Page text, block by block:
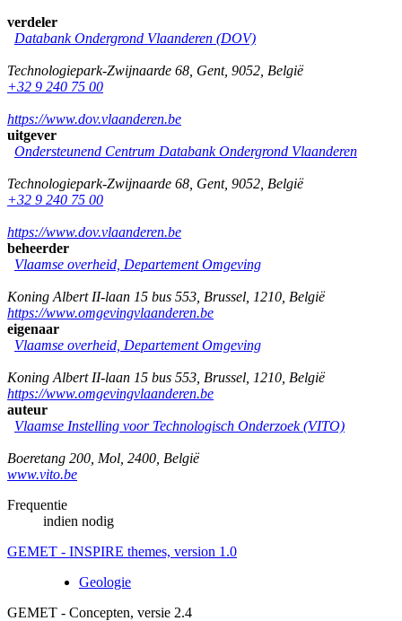
verdeler
Databank Ondergrond Vlaanderen (DOV)
Technologiepark-Zwijnaarde 68 Gent, 9052 België
+32 9 240 75 00
https://www.dov.vlaanderen.be
uitgever
Ondersteunend Centrum Databank Ondergrond Vlaanderen
Technologiepark-Zwijnaarde 68 Gent, 9052 België
+32 9 240 75 00
https://www.dov.vlaanderen.be
beheerder
Vlaamse overheid, Departement Omgeving
Koning Albert II-laan 15 bus 553 Brussel 1210 België
https://www.omgevingvlaanderen.be
eigenaar
Vlaamse overheid, Departement Omgeving
Koning Albert II-laan 15 bus 553 Brussel 1210 België
https://www.omgevingvlaanderen.be
auteur
Vlaamse Instelling voor Technologisch Onderzoek (VITO)
Boeretang 200 Mol 2400 België
www.vito.be
Frequentie
indien nodig
GEMET - INSPIRE themes, version 1.0
Geologie
GEMET - Concepten, versie 2.4